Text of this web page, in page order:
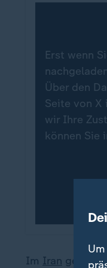
Erst wenn
Über den
Seite von X
wir Ihre
können Sie
Im Iran gelten